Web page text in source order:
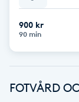
BIAB
Bottenfärg
900 kr
90 min
FOTVÅRD